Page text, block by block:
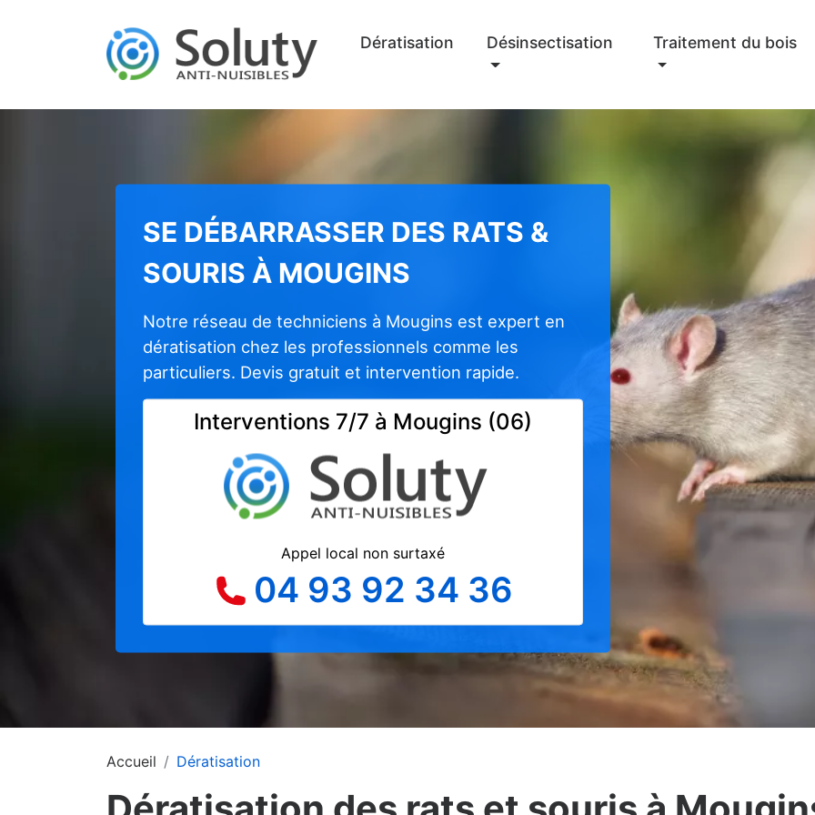
Dératisation Désinsectisation Traitement du bois
SE DÉBARRASSER DES RATS &
SOURIS À MOUGINS
Notre réseau de techniciens à Mougins est expert en
dératisation chez les professionnels comme les
particuliers. Devis gratuit et intervention rapide.
Interventions 7/7 à Mougins (06)
Appel local non surtaxé
04 93 92 34 36
Accueil Dératisation